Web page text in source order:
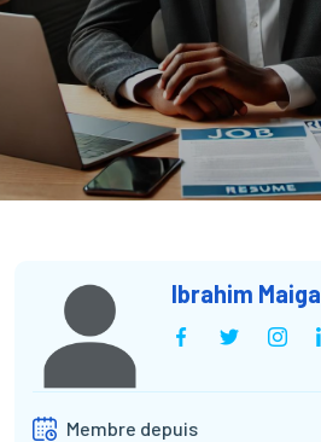
Ibrahim Maiga
Membre depuis